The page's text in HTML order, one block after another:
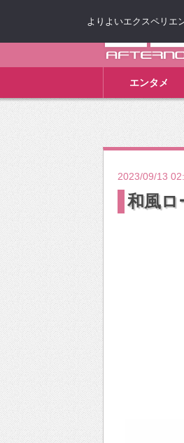
エンタメ
2023/09/13
和風ロ
よりよいエクスペリエ